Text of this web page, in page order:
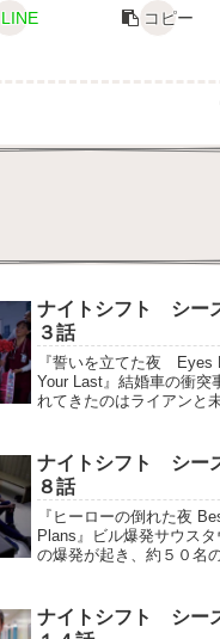
LINE コピー
ナイトシフト シー
３話
『誓いを立てた夜 Eyes
Your Last』結婚車の衝突
れてきたのはライアンと
た結婚を２人でした。テ
デニー・ソーヤーと...
ナイトシフト シー
８話
『ヒーローの倒れた夜
Plans』ビル爆発サウス
の爆発が起き、約５０名
られた」という負傷者や
置された人々を目にする。
ナイトシフト シー